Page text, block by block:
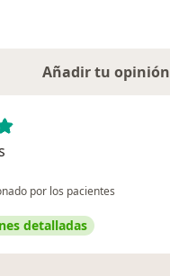
Añadir tu opinión
por los pacientes
detalladas